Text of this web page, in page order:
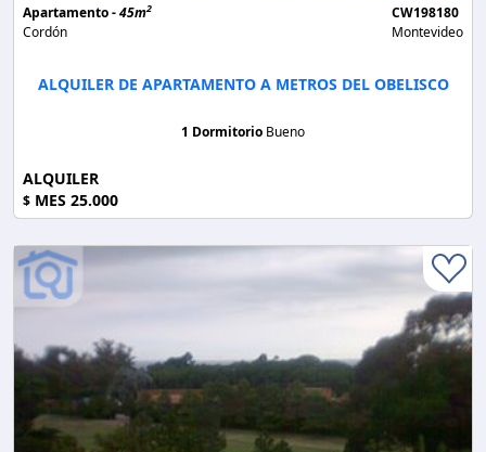
Apartamento -45m2
Cordón
CW198180
Montevideo
ALQUILER DE APARTAMENTO A METROS DEL OBELISCO
1 Dormitorio Bueno
ALQUILER
$ MES 25.000